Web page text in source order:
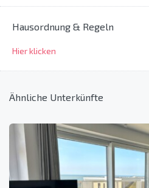
Hausordnung & Regeln
Hier klicken
Ähnliche Unterkünfte